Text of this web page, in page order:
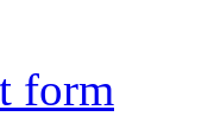
form